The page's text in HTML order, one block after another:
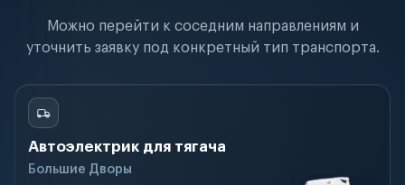
Можно перейти к соседним направлениям и
уточнить заявку под конкретный тип транспорта.
Автоэлектрик для тягача
Большие Дворы